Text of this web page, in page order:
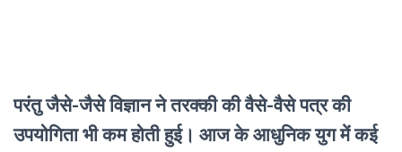
परंतु जैसे-जैसे विज्ञान ने तरक्की की वैसे-वैसे पत्र की
उपयोगिता भी कम होती हुई। आज के आधुनिक युग में कई